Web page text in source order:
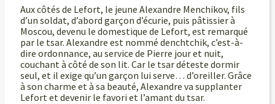
Aux côtés de Lefort, le jeune Alexandre Menchikov, fils
d’un soldat, d’abord garçon d’écurie, puis pâtissier à
Moscou, devenu le domestique de Lefort, est remarqué
par le tsar. Alexandre est nommé denchtchik, c’est-à-
dire ordonnance, au service de Pierre jour et nuit,
couchant à côté de son lit. Car le tsar déteste dormir
seul, et il exige qu’un garçon lui serve… d’oreiller. Grâce
à son charme et à sa beauté, Alexandre va supplanter
Lefort et devenir le favori et l’amant du tsar.